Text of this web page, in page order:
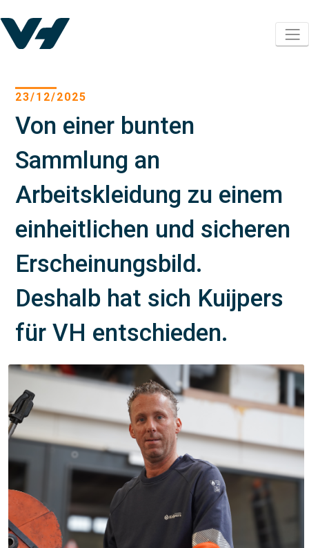
23/12/2025
Von einer bunten
Sammlung an
Arbeitskleidung zu einem
einheitlichen und sicheren
Erscheinungsbild.
Deshalb hat sich Kuijpers
für VH entschieden.